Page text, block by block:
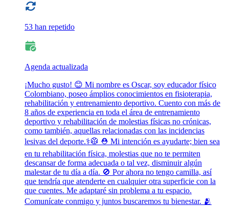
53 han repetido
Agenda actualizada
¡Mucho gusto! 😊 Mi nombre es Oscar, soy educador físico
Colombiano, poseo ámplios conocimientos en fisioterapia,
rehabilitación y entrenamiento deportivo. Cuento con más de
8 años de experiencia en toda el área de entrenamiento
deportivo y rehabilitación de molestias físicas no crónicas,
como también, aquellas relacionadas con las incidencias
lesivas del deporte.⚕️🥼 ⛑️ Mi intención es ayudarte; bien sea
en tu rehabilitación física, molestias que no te permiten
descansar de forma adecuada o tal vez, disminuir algún
malestar de tu día a día. 🚫 Por ahora no tengo camilla, así
que tendría que atenderte en cualquier otra superficie con la
que cuentes. Me adaptaré sin problema a tu espacio.
Comunícate conmigo y juntos buscaremos tu bienestar. 🫂